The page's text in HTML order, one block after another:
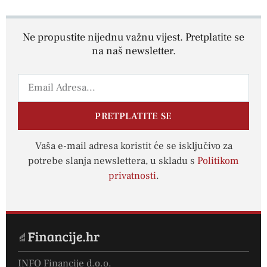
Ne propustite nijednu važnu vijest. Pretplatite se
na naš newsletter.
PRETPLATITE SE
Vaša e-mail adresa koristit će se isključivo za
potrebe slanja newslettera, u skladu s Politikom
privatnosti.
INFO Financije d.o.o.